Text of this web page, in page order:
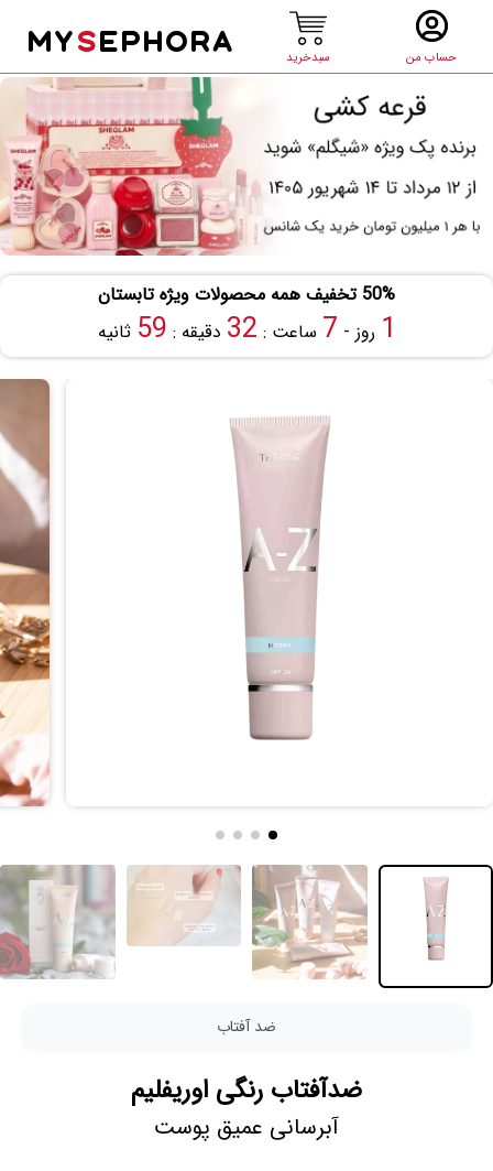
حساب من سبدخرید
MYSEPHORA
50% تخفیف همه محصولات ویژه تابستان
1 روز - 7 ساعت : 32 دقیقه : 58 ثانیه
ضد آفتاب
ضدآفتاب رنگی اوریفلیم
آبرسانی عمیق پوست